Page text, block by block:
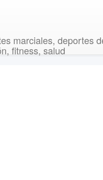
marciales, deportes
fitness, salud